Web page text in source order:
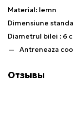
Material: lemn
Dimensiune
Diametrul bilei : 6
Antreneaza
Отзывы